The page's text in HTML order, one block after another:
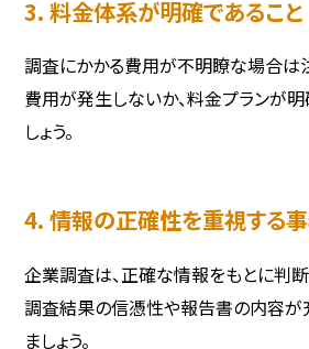
3. 料金体系が明確であること
調査にかかる費用が不明瞭な場合は
費用が発生しないか、料金プランが
しょう。
4. 情報の正確性を重視する
企業調査は、正確な情報をもとに判断
調査結果の信憑性や報告書の内容が
ましょう。